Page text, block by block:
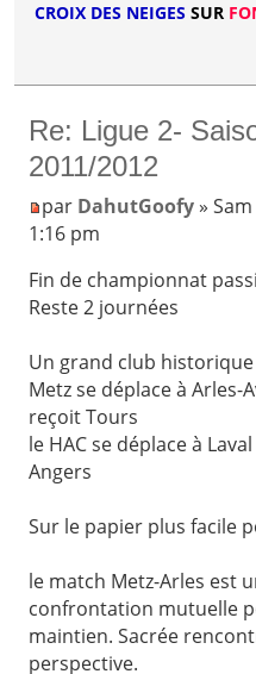
CROIX DES NEIGES SUR
Re: Ligue 2-
2011/2012
par DahutGoofy»
1:16 pm
Fin de championnat
Reste 2 journées
Un grand club
Metz se déplace à Arles-
reçoit Tours
le HAC se déplace à
Angers
Sur le papier plus facile
le match Metz-Arles est
confrontation mutuelle
maintien. Sacrée
perspective.